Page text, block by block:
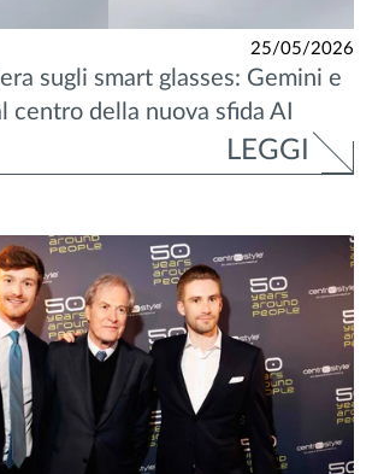
25/05/2026
sugli smart glasses: Gemini e
centro della nuova sfida AI
LEGGI